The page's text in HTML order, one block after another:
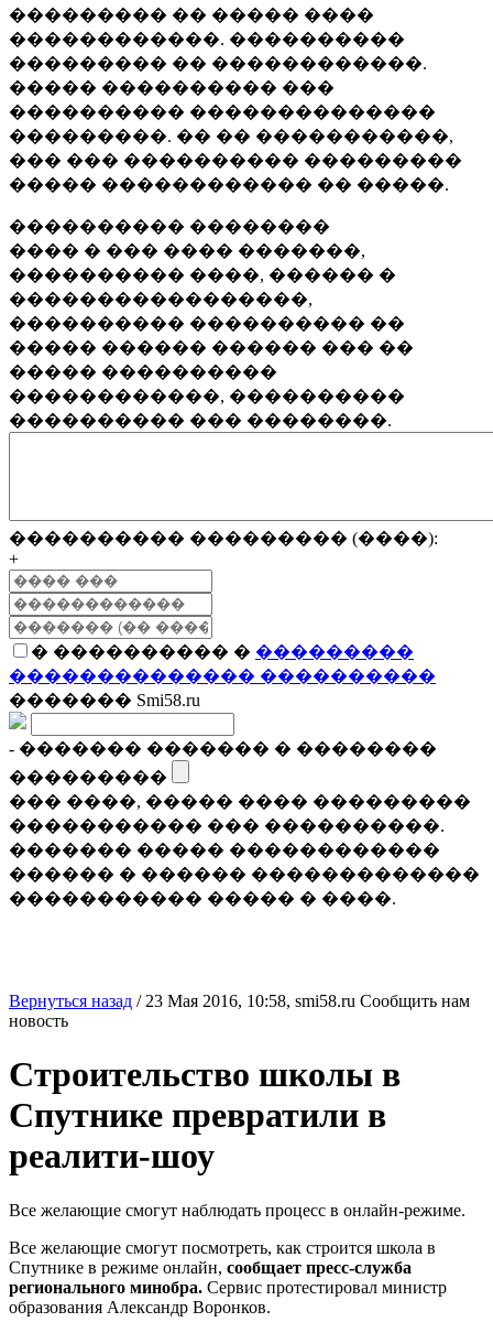
��������� �� ����� ����
������������. ����������
��������� �� ������������.
����� ���������� ���
���������� ��������������
���������. �� �� �����������,
��� ��� ���������� ���������
����� ������������ �� �����.
���������� ��������
���� � ��� ���� �������,
���������� ����, ������ �
�����������������,
���������� ���������� ��
����� ������ ������ ��� ��
����� ����������
������������, ����������
���������� ��� ��������.
���������� ��������� (����):
+
� ���������� � ���������
�������������� ����������
������� Smi58.ru
- ������� ������� � ��������
���������
��� ����, ����� ���� ���������
����������� ��� ����������.
������� ����� ������������
������ � ������ �������������
����������� ����� � ����.
Вернуться назад / 23 Мая 2016, 10:58, smi58.ru Сообщить нам
новость
Строительство школы в
Спутнике превратили в
реалити-шоу
Все желающие смогут наблюдать процесс в онлайн-режиме.
Все желающие смогут посмотреть, как строится школа в
Спутнике в режиме онлайн, сообщает пресс-служба
регионального минобра. Сервис протестировал министр
образования Александр Воронков.